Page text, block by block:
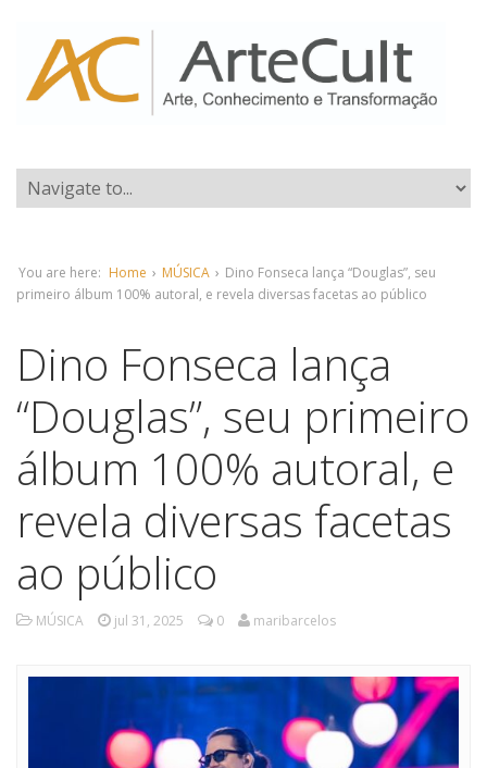
You are here: Home › MÚSICA › Dino Fonseca lança “Douglas”, seu
primeiro álbum 100% autoral, e revela diversas facetas ao público
Dino Fonseca lança
“Douglas”, seu primeiro
álbum 100% autoral, e
revela diversas facetas
ao público
MÚSICA jul 31, 2025 0 maribarcelos